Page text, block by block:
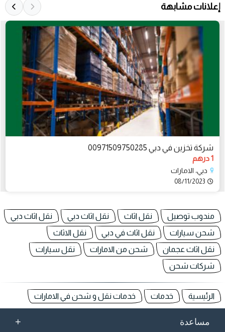
إعلانات مشابهة
شركة تخزين في دبي 00971509750285
1 درهم
دبي، الامارات
08/11/2023
مندوب توصيل نقل اثاث نقل اثاث دبي
نقل اثاث دبي
شحن سيارات
نقل اثاث في دبي
نقل الاثاث
نقل اثاث عجمان
شحن من الامارات
نقل سيارات
شركات شحن
الرئيسية خدمات خدمات نقل و شحن في الامارات
مساعدة +